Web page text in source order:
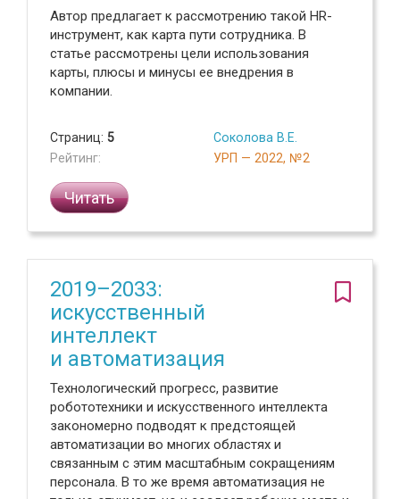
Автор предлагает к рассмотрению такой HR-
инструмент, как карта пути сотрудника. В
статье рассмотрены цели использования
карты, плюсы и минусы ее внедрения в
компании.
Страниц: 5
Рейтинг:
Соколова В.Е.
УРП — 2022, №2
Читать
2019–2033:
искусственный
интеллект
и автоматизация
Технологический прогресс, развитие
робототехники и искусственного интеллекта
закономерно подводят к предстоящей
автоматизации во многих областях и
связанным с этим масштабным сокращениям
персонала. В то же время автоматизация не